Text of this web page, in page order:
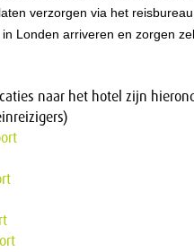
verzorgen via het
Londen arriveren en zorgen
naar het hotel zijn